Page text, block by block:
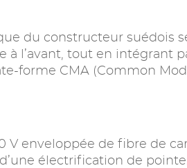
du constructeur suédois
l’avant, tout en intégrant
forme CMA (Common
enveloppée de fibre de
électrification de